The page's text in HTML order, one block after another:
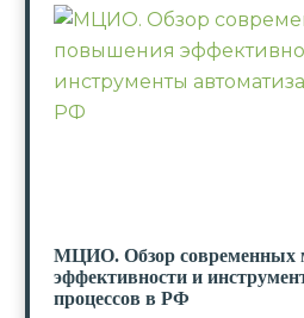
МЦИО. Обзор современных
эффективности и
процессов в РФ